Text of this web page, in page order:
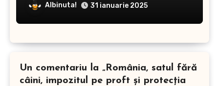
Albinuta! 31 ianuarie 2025
Un comentariu la „România, satul fără
câini, impozitul pe proft şi protecţia